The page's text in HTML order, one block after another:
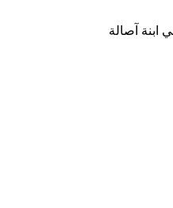
ابنة آصالة